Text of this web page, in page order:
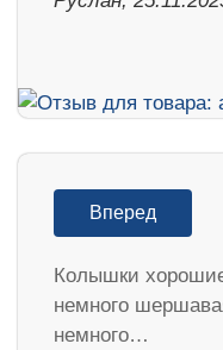
Вперед
Колышки
немного
немного…